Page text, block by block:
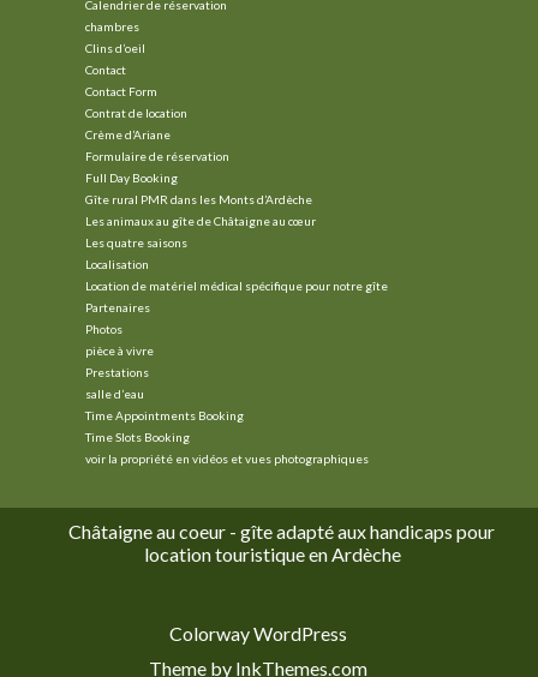
Calendrier de réservation
chambres
Clins d’oeil
Contact
Contact Form
Contrat de location
Crème d’Ariane
Formulaire de réservation
Full Day Booking
Gîte rural PMR dans les Monts d’Ardèche
Les animaux au gîte de Châtaigne au cœur
Les quatre saisons
Localisation
Location de matériel médical spécifique pour notre gîte
Partenaires
Photos
pièce à vivre
Prestations
salle d’eau
Time Appointments Booking
Time Slots Booking
voir la propriété en vidéos et vues photographiques
Châtaigne au coeur - gîte adapté aux handicaps pour
location touristique en Ardèche
Colorway WordPress
Theme by InkThemes.com